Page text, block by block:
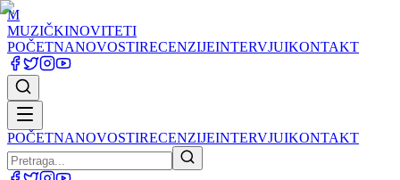
M
MUZIČKINOVITETI
POČETNANOVOSTIRECENZIJEINTERVJUIKONTAKT
POČETNANOVOSTIRECENZIJEINTERVJUIKONTAKT